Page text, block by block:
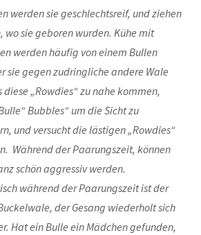
werden sie geschlechtsreif, und ziehen
wo sie geboren wurden. Kühe mit
werden häufig von einem Bullen
sie gegen zudringliche andere Wale
diese „Rowdies“ zu nahe kommen,
Bubbles“ um die Sicht zu
und versucht die lästigen „Rowdies“
Während der Paarungszeit, können
schön aggressiv werden.
während der Paarungszeit ist der
der Gesang wiederholt sich
Hat ein Bulle ein Mädchen gefunden,